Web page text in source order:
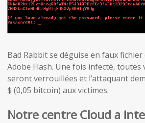
Bad Rabbit se déguise en faux fichier
Adobe Flash. Une fois infecté, toutes
seront verrouillées et l’attaquant
$ (0,05 bitcoin) aux victimes.
Notre centre Cloud a